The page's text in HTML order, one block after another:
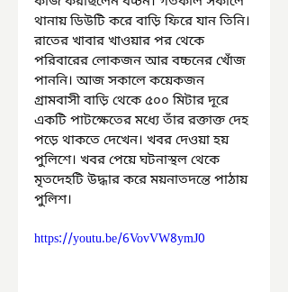
থানায় ডিউটি করে বাড়ি ফিরে যান তিনি।
রাতের খাবার খাওয়ার পর থেকে
পরিবারের লোকজন আর বচ্চনের খোঁজ
পাননি। আজ সকালে কয়েকজন
গ্রামবাসী বাড়ি থেকে ৫০০ মিটার দূরে
একটি পাটক্ষেতের মধ্যে তাঁর রক্তাক্ত দেহ
পড়ে থাকতে দেখেন। খবর দেওয়া হয়
পুলিশে। খবর পেয়ে ঘটনাস্থল থেকে
মৃতদেহটি উদ্ধার করে ময়নাতদন্তে পাঠায়
পুলিশ।
https://youtu.be/6VovVW8ymJ0